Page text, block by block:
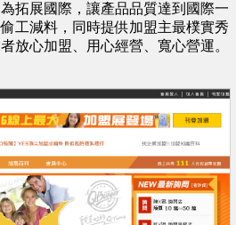
拓展國際，讓產品品質達到國際一
工減料，同時提供加盟主最樸實秀
放心加盟、用心經營、寬心營運。